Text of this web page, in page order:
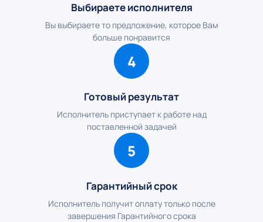
Выбираете исполнителя
Вы выбираете то предложение, которое Вам
больше понравится
4
Готовый результат
Исполнитель приступает к работе над
поставленной задачей
5
Гарантийный срок
Исполнитель получит оплату только после
завершения Гарантийного срока